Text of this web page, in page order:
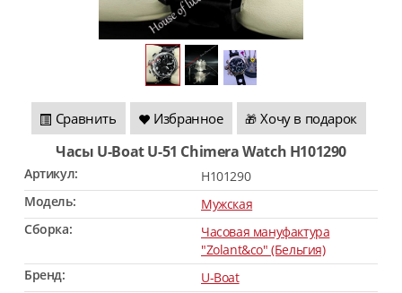
Сравнить Избранное 🎁 Хочу в подарок
Часы U-Boat U-51 Chimera Watch H101290
Артикул:
H101290
Модель:
Мужская
Сборка:
Часовая мануфактура
"Zolant&co" (Бельгия)
Бренд:
U-Boat